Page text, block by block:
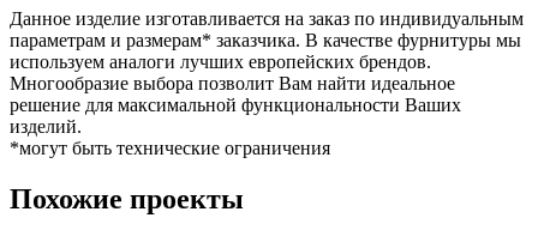
Данное изделие изготавливается на заказ по индивидуальным
параметрам и размерам* заказчика. В качестве фурнитуры мы
используем аналоги лучших европейских брендов.
Многообразие выбора позволит Вам найти идеальное
решение для максимальной функциональности Ваших
изделий.
*могут быть технические ограничения
Похожие проекты